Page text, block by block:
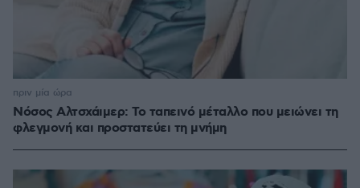
Νόσος Αλτσχάιμερ: Το ταπεινό μέταλλο που μειώνει τη
φλεγμονή και προστατεύει τη μνήμη
πριν μία ώρα